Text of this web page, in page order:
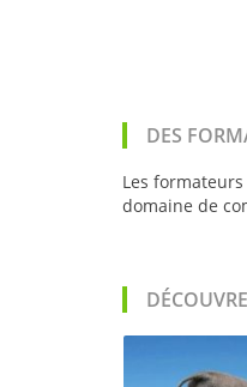
DES
Les
domaine de